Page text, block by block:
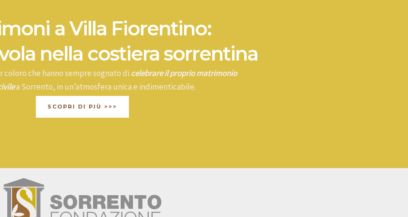
a Villa Fiorentino:
nella costiera sorrentina
coloro che hanno sempre sognato di celebrare il proprio matrimonio
a Sorrento, in un’atmosfera unica e indimenticabile.
SCOPRI DI PIÙ >>>